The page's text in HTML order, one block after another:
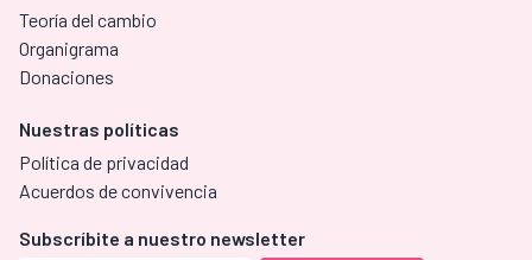
Teoría del cambio
Organigrama
Donaciones
Nuestras políticas
Política de privacidad
Acuerdos de convivencia
Subscríbite a nuestro newsletter